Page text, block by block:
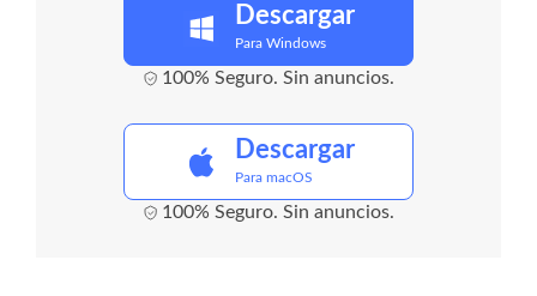
Descargar
Para Windows
100% Seguro. Sin anuncios.
Descargar
Para macOS
100% Seguro. Sin anuncios.